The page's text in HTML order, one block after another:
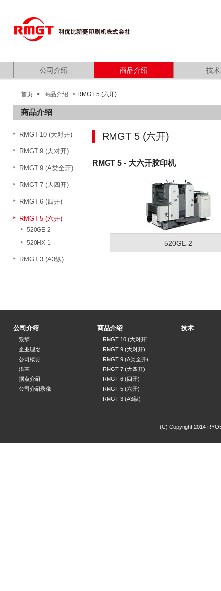
公司介绍 商品介绍 技术
首页 商品介绍 RMGT 5 (六开)
商品介绍
RMGT 5 (六开)
RMGT 5 - 大六开胶印机
520GE-2
RMGT 10 (大对开)
RMGT 9 (大对开)
RMGT 9 (A类全开)
RMGT 7 (大四开)
RMGT 6 (四开)
RMGT 5 (六开)
520GE-2
520HX-1
RMGT 3 (A3纵)
公司介绍
致辞
企业理念
公司概要
沿革
据点介绍
公司介绍录像
商品介绍
RMGT 10 (大对开)
RMGT 9 (大对开)
RMGT 9 (A类全开)
RMGT 7 (大四开)
RMGT 6 (四开)
RMGT 5 (六开)
RMGT 3 (A3纵)
技术
(C) Copyright 2014